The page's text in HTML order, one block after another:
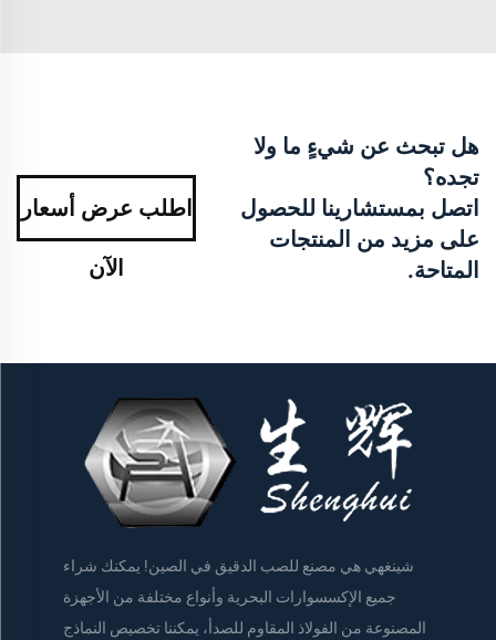
هل تبحث عن شيءٍ ما ولا
تجده؟
اتصل بمستشارينا للحصول
على مزيد من المنتجات
المتاحة.
اطلب عرض أسعار
الآن
شينغهي هي مصنع للصب الدقيق في الصين! يمكنك شراء
جميع الإكسسوارات البحرية وأنواع مختلفة من الأجهزة
المصنوعة من الفولاذ المقاوم للصدأ، يمكننا تخصيص النماذج